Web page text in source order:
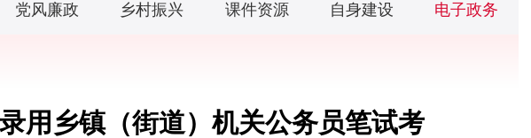
党风廉政 乡村振兴 课件资源 自身建设 电子政务
用乡镇（街道）机关公务员笔试考